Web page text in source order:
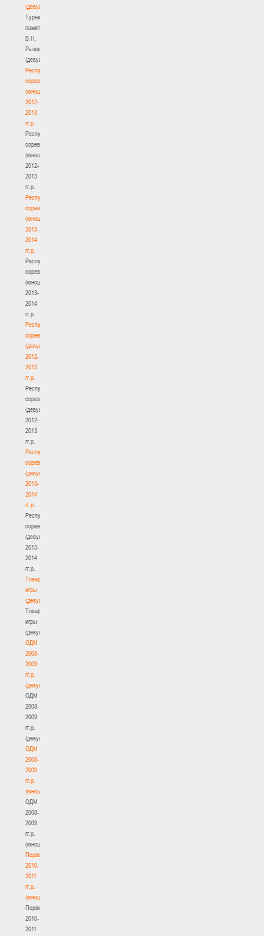
(девушки)
Турнир
памяти
В.Н.
Рыженкова
(девушки)
Республиканские
соревнования
(юноши)
2012-
2013
гг.р.
Республиканские
соревнования
(юноши)
2012-
2013
гг.р.
Республиканские
соревнования
(юноши)
2013-
2014
гг.р.
Республиканские
соревнования
(юноши)
2013-
2014
гг.р.
Республиканские
соревнования
(девушки)
2012-
2013
гг.р.
Республиканские
соревнования
(девушки)
2012-
2013
гг.р.
Республиканские
соревнования
(девушки)
2013-
2014
гг.р.
Республиканские
соревнования
(девушки)
2013-
2014
гг.р.
Товарищеские
игры
(девушки)
Товарищеские
игры
(девушки)
ОДМ
2008-
2009
гг.р.
(девушки)
ОДМ
2008-
2009
гг.р.
(девушки)
ОДМ
2008-
2009
гг.р.
(юноши)
ОДМ
2008-
2009
гг.р.
(юноши)
Первенство
2010-
2011
гг.р.
(юноши)
Первенство
2010-
2011